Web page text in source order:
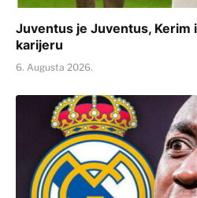
Juventus je Juventus, Kerim
karijeru
6. Augusta 2026.